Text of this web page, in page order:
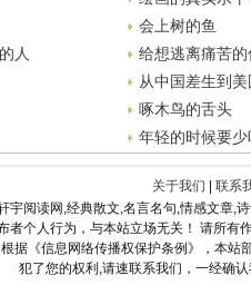
会上树的鱼
人
给想逃离痛苦的
从中国差生到
啄木鸟的舌头
年轻的时候要
关于我们
联系
宇阅读网,经典散文,名言名句,情感文章,
者个人行为，与本站立场无关！ 请所
据《信息网络传播权保护条例》，本
犯了您的权利,请速联系我们，一经确